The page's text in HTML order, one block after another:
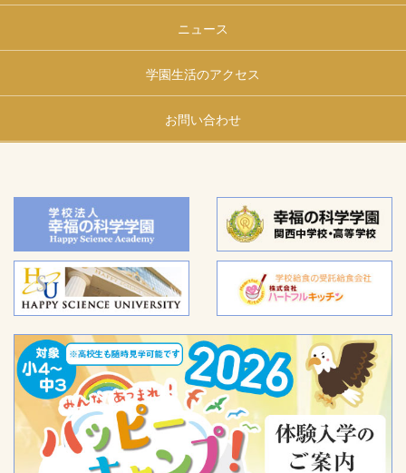
ニュース
学園生活のアクセス
お問い合わせ